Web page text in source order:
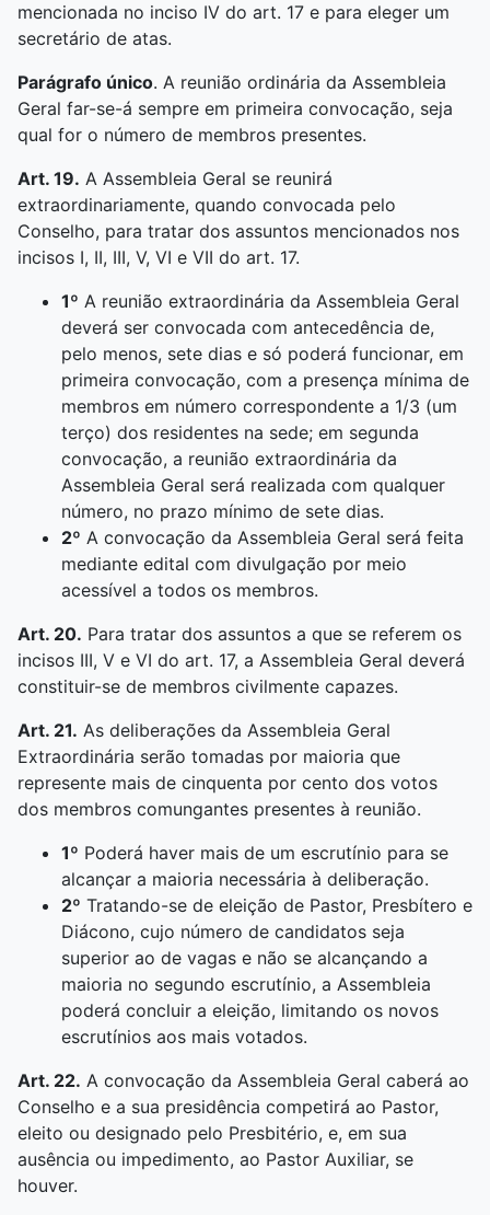
mencionada no inciso IV do art. 17 e para eleger um
secretário de atas.
Parágrafo único. A reunião ordinária da Assembleia
Geral far-se-á sempre em primeira convocação, seja
qual for o número de membros presentes.
Art. 19. A Assembleia Geral se reunirá
extraordinariamente, quando convocada pelo
Conselho, para tratar dos assuntos mencionados nos
incisos I, II, III, V, VI e VII do art. 17.
1º A reunião extraordinária da Assembleia Geral
deverá ser convocada com antecedência de,
pelo menos, sete dias e só poderá funcionar, em
primeira convocação, com a presença mínima de
membros em número correspondente a 1/3 (um
terço) dos residentes na sede; em segunda
convocação, a reunião extraordinária da
Assembleia Geral será realizada com qualquer
número, no prazo mínimo de sete dias.
2º A convocação da Assembleia Geral será feita
mediante edital com divulgação por meio
acessível a todos os membros.
Art. 20. Para tratar dos assuntos a que se referem os
incisos III, V e VI do art. 17, a Assembleia Geral deverá
constituir-se de membros civilmente capazes.
Art. 21. As deliberações da Assembleia Geral
Extraordinária serão tomadas por maioria que
represente mais de cinquenta por cento dos votos
dos membros comungantes presentes à reunião.
1º Poderá haver mais de um escrutínio para se
alcançar a maioria necessária à deliberação.
2º Tratando-se de eleição de Pastor, Presbítero e
Diácono, cujo número de candidatos seja
superior ao de vagas e não se alcançando a
maioria no segundo escrutínio, a Assembleia
poderá concluir a eleição, limitando os novos
escrutínios aos mais votados.
Art. 22. A convocação da Assembleia Geral caberá ao
Conselho e a sua presidência competirá ao Pastor,
eleito ou designado pelo Presbitério, e, em sua
ausência ou impedimento, ao Pastor Auxiliar, se
houver.